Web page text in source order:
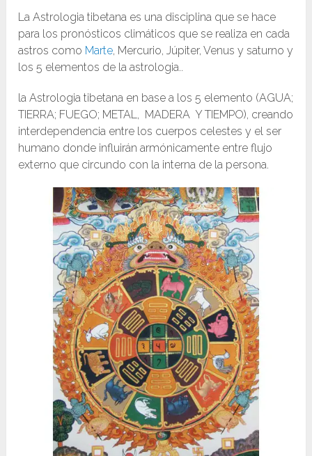
La Astrologia tibetana es una disciplina que se hace
para los pronósticos climáticos que se realiza en cada
astros como Marte , Mercurio, Júpiter, Venus y saturno y
los 5 elementos de la astrologia..
la Astrologia tibetana en base a los 5 elemento (AGUA;
TIERRA; FUEGO; METAL, MADERA Y TIEMPO), creando
interdependencia entre los cuerpos celestes y el ser
humano donde influirán armónicamente entre flujo
externo que circundo con la interna de la persona.